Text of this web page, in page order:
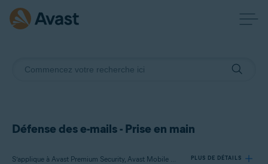
Défense des e-mails - Prise en main
S’applique à Avast Premium Security, Avast Mobile Security Premium PLUS DE DÉTAILS